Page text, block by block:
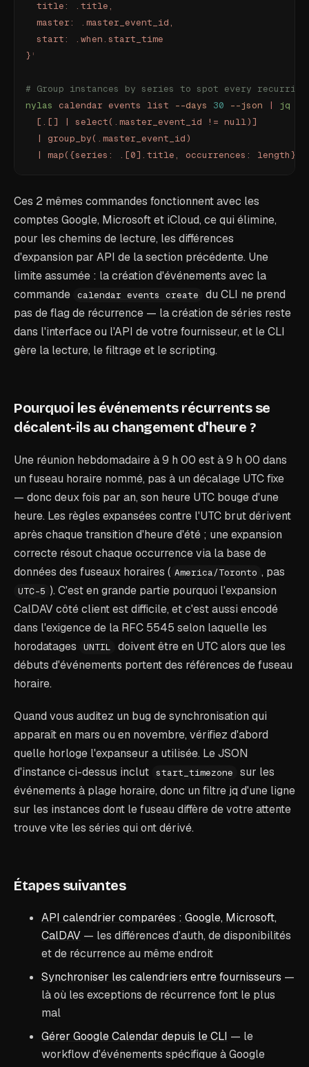
  title: .title,
  master: .master_event_id,
  start: .when.start_time
} '
# Group instances by series to spot every recurring
nylas calendar events list --days 30 --json | jq
  [.[] | select(.master_event_id != null)]
  | group_by(.master_event_id)
  | map({series: .[0].title, occurrences: length})
Ces 2 mêmes commandes fonctionnent avec les
comptes Google, Microsoft et iCloud, ce qui élimine,
pour les chemins de lecture, les différences
d'expansion par API de la section précédente. Une
limite assumée : la création d'événements avec la
commande calendar events create
du CLI ne prend
pas de flag de récurrence — la création de séries reste
dans l'interface ou l'API de votre fournisseur, et le CLI
gère la lecture, le filtrage et le scripting.
Pourquoi les événements récurrents se
décalent-ils au changement d'heure ?
Une réunion hebdomadaire à 9 h 00 est à 9 h 00 dans
un fuseau horaire nommé, pas à un décalage UTC fixe
— donc deux fois par an, son heure UTC bouge d'une
heure. Les règles expansées contre l'UTC brut dérivent
après chaque transition d'heure d'été ; une expansion
correcte résout chaque occurrence via la base de
données des fuseaux horaires ( America/Toronto , pas
UTC-5 ). C'est en grande partie pourquoi l'expansion
CalDAV côté client est difficile, et c'est aussi encodé
dans l'exigence de la RFC 5545 selon laquelle les
horodatages
UNTIL
doivent être en UTC alors que les
débuts d'événements portent des références de fuseau
horaire.
Quand vous auditez un bug de synchronisation qui
apparaît en mars ou en novembre, vérifiez d'abord
quelle horloge l'expanseur a utilisée. Le JSON
d'instance ci-dessus inclut start_timezone
sur les
événements à plage horaire, donc un filtre jq d'une ligne
sur les instances dont le fuseau diffère de votre attente
trouve vite les séries qui ont dérivé.
Étapes suivantes
API calendrier comparées : Google, Microsoft,
CalDAV — les différences d'auth, de disponibilités
et de récurrence au même endroit
Synchroniser les calendriers entre fournisseurs —
là où les exceptions de récurrence font le plus
mal
Gérer Google Calendar depuis le CLI — le
workflow d'événements spécifique à Google